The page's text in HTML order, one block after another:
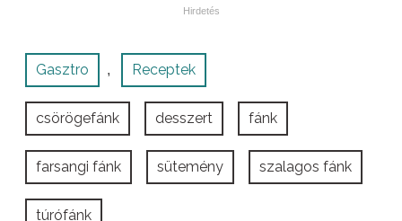
Gasztro , Receptek
csörögefánk desszert fánk
farsangi fánk sütemény szalagos fánk
túrófánk